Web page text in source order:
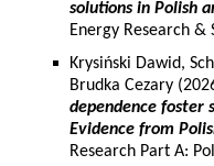
solutions in Polish
Energy Research &
Krysiński Dawid,
Brudka Cezary
dependence foster
Evidence from
Research Part A: